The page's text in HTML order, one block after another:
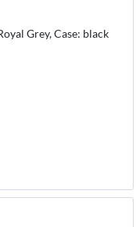
Grey, Case: black